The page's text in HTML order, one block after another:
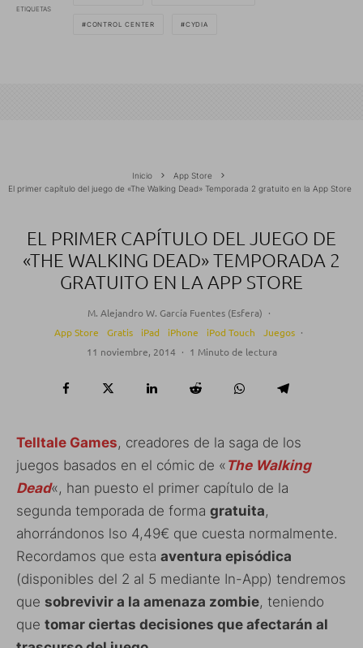
ETIQUETAS
CONTROL CENTER CYDIA
Inicio
App Store
El primer capítulo del juego de «The Walking Dead» Temporada 2 gratuito en la App Store
EL PRIMER CAPÍTULO DEL JUEGO DE
«THE WALKING DEAD» TEMPORADA 2
GRATUITO EN LA APP STORE
M. Alejandro W. García Fuentes (Esfera) ·
App Store
Gratis iPad iPhone iPod Touch Juegos ·
11 noviembre, 2014 · 1 Minuto de lectura
Telltale Games, creadores de la saga de los
juegos basados en el cómic de « The Walking
Dead«, han puesto el primer capítulo de la
segunda temporada de forma gratuita,
ahorrándonos lso 4,49€ que cuesta normalmente.
Recordamos que esta aventura episódica
(disponibles del 2 al 5 mediante In-App) tendremos
que sobrevivir a la amenaza zombie, teniendo
que tomar ciertas decisiones que afectarán al